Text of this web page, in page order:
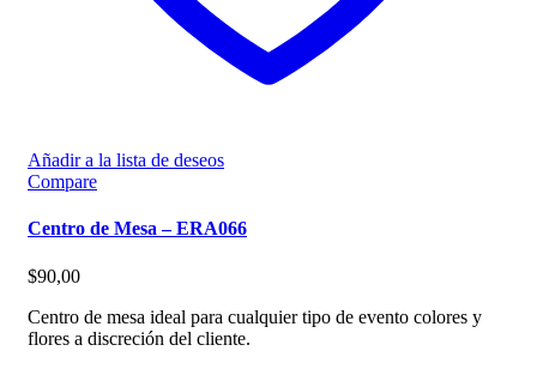
Añadir a la lista de deseos
Compare
Centro de Mesa – ERA066
$90,00
Centro de mesa ideal para cualquier tipo de evento colores y
flores a discreción del cliente.